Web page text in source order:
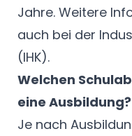
Jahre. Weitere
auch bei der
(IHK).
Welchen
eine Ausbildung?
Je nach